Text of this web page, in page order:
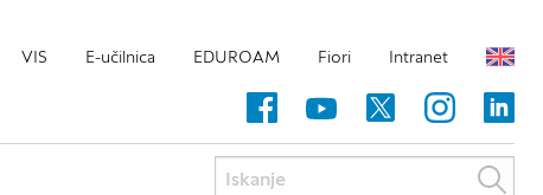
VIS E-učilnica EDUROAM Fiori Intranet